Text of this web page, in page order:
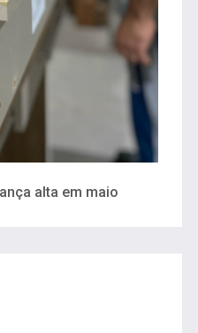
alta em maio